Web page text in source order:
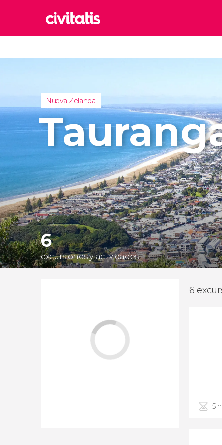
Italia
Reino
Turquía
Nueva Zelanda
6
excursiones y actividades
6
5